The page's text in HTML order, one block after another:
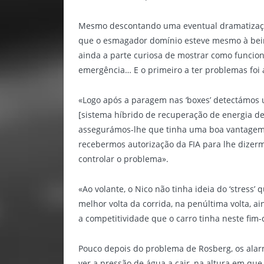
Mesmo descontando uma eventual
que o esmagador domínio esteve mesmo à
ainda a parte curiosa de mostrar como
emergência… E o primeiro a ter problemas foi
«Logo após a paragem nas ‘boxes’
[sistema híbrido de recuperação de energia
assegurámos-lhe que tinha uma boa
recebermos autorização da FIA para lhe
controlar o problema».
«Ao volante, o Nico não tinha ideia do ‘stress’
melhor volta da corrida, na penúltima volta,
a competitividade que o carro tinha neste fim-
Pouco depois do problema de Rosberg, os